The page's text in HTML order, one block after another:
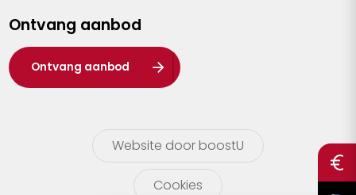
Waasland
Wuustwezel
Zoersel
Ontvang aanbod
Ontvang aanbod
Website door boostU
Cookies